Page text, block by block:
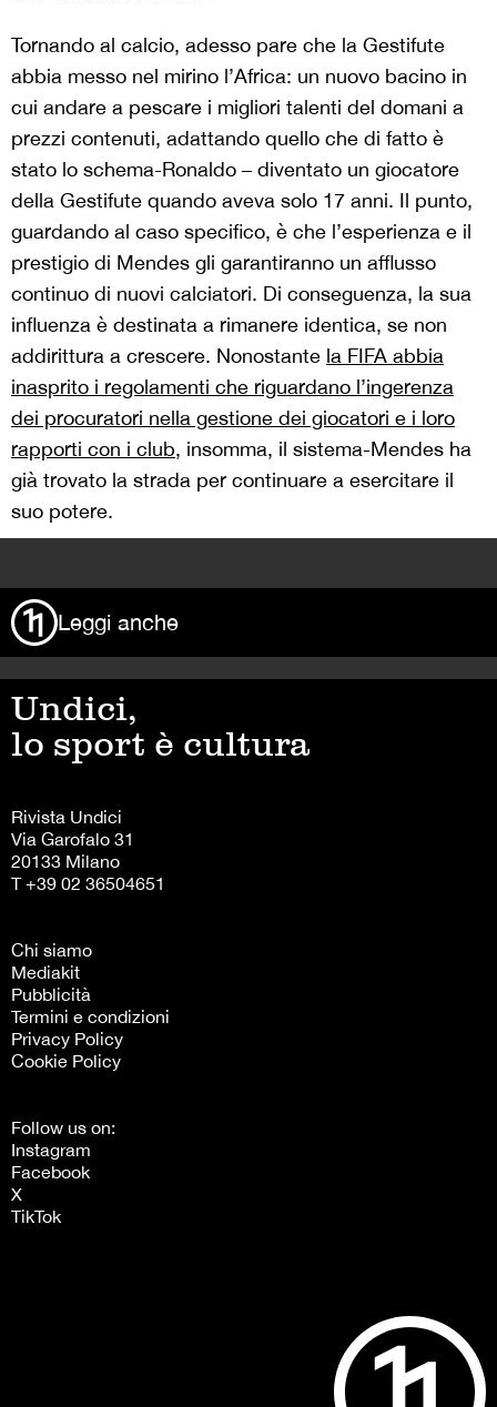
Tornando al calcio, adesso pare che la Gestifute
abbia messo nel mirino l’Africa: un nuovo bacino in
cui andare a pescare i migliori talenti del domani a
prezzi contenuti, adattando quello che di fatto è
stato lo schema-Ronaldo – diventato un giocatore
della Gestifute quando aveva solo 17 anni. Il punto,
guardando al caso specifico, è che l’esperienza e il
prestigio di Mendes gli garantiranno un afflusso
continuo di nuovi calciatori. Di conseguenza, la sua
influenza è destinata a rimanere identica, se non
addirittura a crescere. Nonostante la FIFA abbia
inasprito i regolamenti che riguardano l’ingerenza
dei procuratori nella gestione dei giocatori e i loro
rapporti con i club, insomma, il sistema-Mendes ha
già trovato la strada per continuare a esercitare il
suo potere.
Leggi anche
Undici,
lo sport è cultura
Rivista Undici
Via Garofalo 31
20133 Milano
T +39 02 36504651
Chi siamo
Mediakit
Pubblicità
Termini e condizioni
Privacy Policy
Cookie Policy
Follow us on:
Instagram
Facebook
X
TikTok